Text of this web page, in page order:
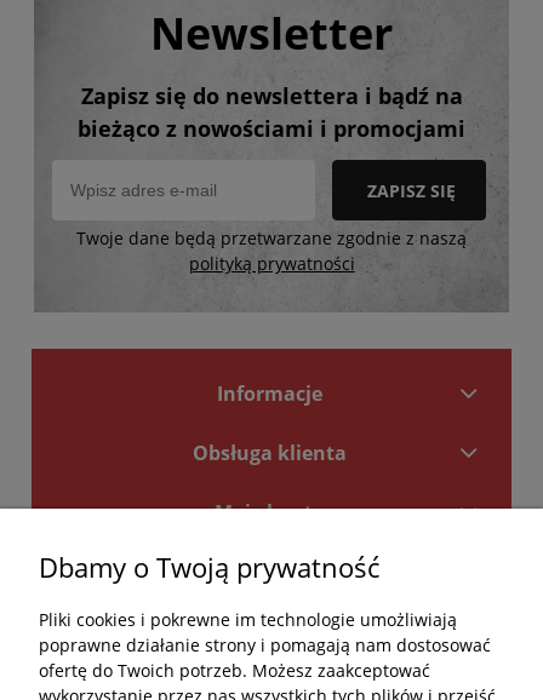
Newsletter
Zapisz się do newslettera i bądź na
bieżąco z nowościami i promocjami
ZAPISZ SIĘ
Twoje dane będą przetwarzane zgodnie z naszą
polityką prywatności
Informacje
Obsługa klienta
Moje konto
Płatności i dostawa
Kontakt
Kontakt
Dbamy o Twoją prywatność
Pliki cookies i pokrewne im technologie umożliwiają
poprawne działanie strony i pomagają nam dostosować
ofertę do Twoich potrzeb. Możesz zaakceptować